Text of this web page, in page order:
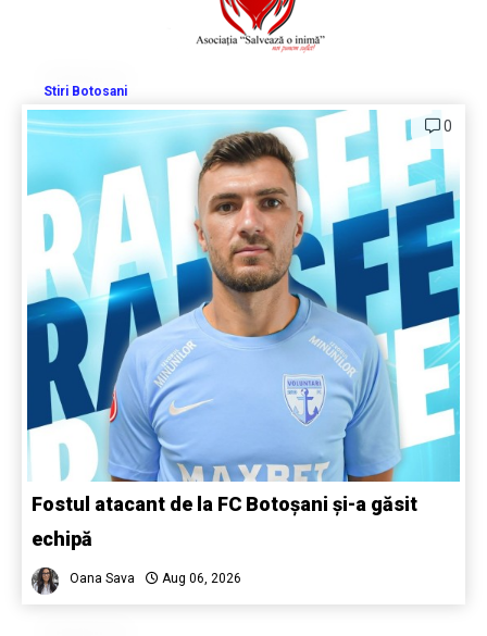
Stiri Botosani
0
Fostul atacant de la FC Botoșani și-a găsit
echipă
Oana Sava Aug 06, 2026